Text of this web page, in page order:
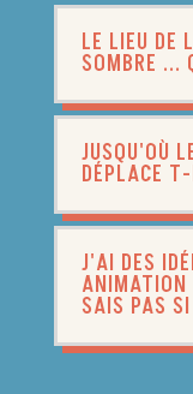
LE LIEU DE
SOMBRE ...
JUSQU'OÙ
DÉPLACE
J'AI DES
ANIMATION
SAIS PAS